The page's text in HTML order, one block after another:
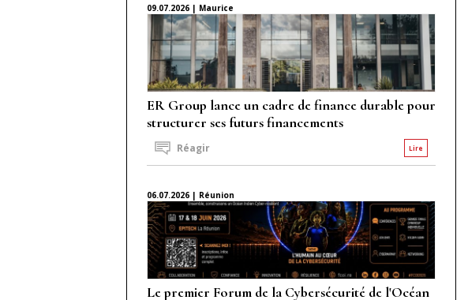
09.07.2026 | Maurice
ER Group lance un cadre de finance durable pour
structurer ses futurs financements
Lire
Réagir
06.07.2026 | Réunion
Le premier Forum de la Cybersécurité de l'Océan